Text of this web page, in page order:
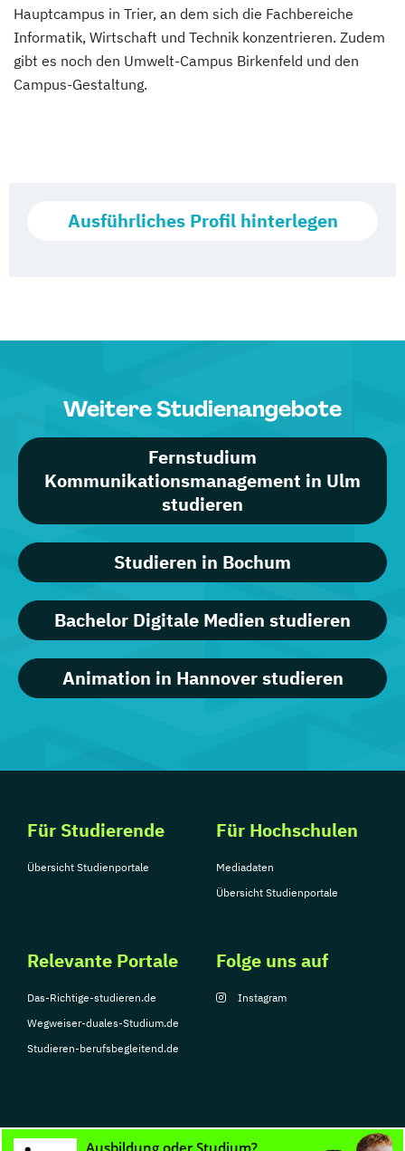
Hauptcampus in Trier, an dem sich die Fachbereiche
Informatik, Wirtschaft und Technik konzentrieren. Zudem
gibt es noch den Umwelt-Campus Birkenfeld und den
Campus-Gestaltung.
Ausführliches Profil hinterlegen
Weitere Studienangebote
Fernstudium
Kommunikationsmanagement in Ulm
studieren
Studieren in Bochum
Bachelor Digitale Medien studieren
Animation in Hannover studieren
Für Studierende
Übersicht Studienportale
Für Hochschulen
Mediadaten
Übersicht Studienportale
Relevante Portale
Das-Richtige-studieren.de
Wegweiser-duales-Studium.de
Studieren-berufsbegleitend.de
Folge uns auf
Instagram